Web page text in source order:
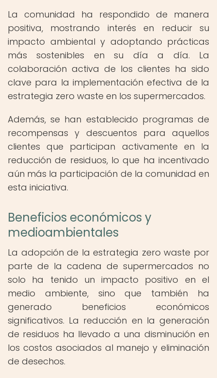
La comunidad ha respondido de manera
positiva, mostrando interés en reducir su
impacto ambiental y adoptando prácticas
más sostenibles en su día a día. La
colaboración activa de los clientes ha sido
clave para la implementación efectiva de la
estrategia zero waste en los supermercados.
Además, se han establecido programas de
recompensas y descuentos para aquellos
clientes que participan activamente en la
reducción de residuos, lo que ha incentivado
aún más la participación de la comunidad en
esta iniciativa.
Beneficios económicos y
medioambientales
La adopción de la estrategia zero waste por
parte de la cadena de supermercados no
solo ha tenido un impacto positivo en el
medio ambiente, sino que también ha
generado beneficios económicos
significativos. La reducción en la generación
de residuos ha llevado a una disminución en
los costos asociados al manejo y eliminación
de desechos.